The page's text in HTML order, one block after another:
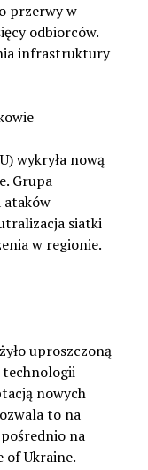
przerwy w
odbiorców.
infrastruktury
wykryła nową
Grupa
ataków
siatki
w regionie.
uproszczoną
technologii
nowych
to na
na
of Ukraine.